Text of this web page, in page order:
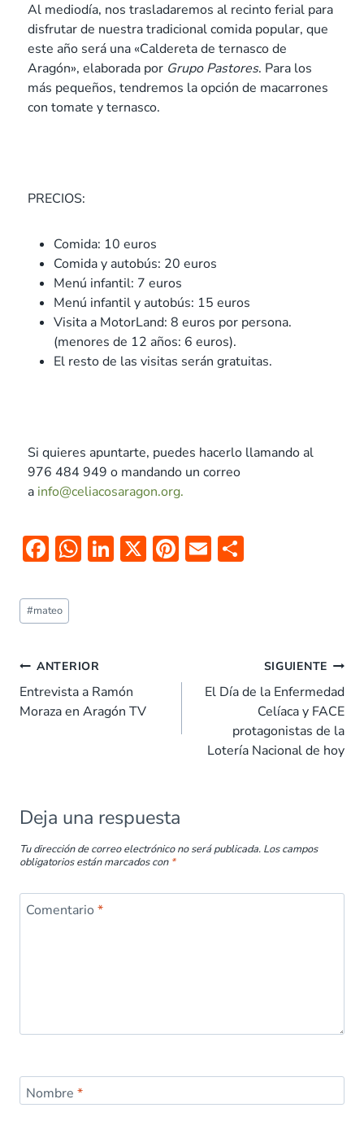
Al mediodía, nos trasladaremos al recinto ferial para
disfrutar de nuestra tradicional comida popular, que
este año será una «Caldereta de ternasco de
Aragón», elaborada por Grupo Pastores. Para los
más pequeños, tendremos la opción de macarrones
con tomate y ternasco.
PRECIOS:
Comida: 10 euros
Comida y autobús: 20 euros
Menú infantil: 7 euros
Menú infantil y autobús: 15 euros
Visita a MotorLand: 8 euros por persona.
(menores de 12 años: 6 euros).
El resto de las visitas serán gratuitas.
Si quieres apuntarte, puedes hacerlo llamando al
976 484 949 o mandando un correo
a info@celiacosaragon.org.
F
e
b
o
o
k
W
A
p
p
Li
n
X Pi E
ar
tir
#mateo
ANTERIOR
Entrevista a Ramón
Moraza en Aragón TV
SIGUIENTE
El Día de la Enfermedad
Celíaca y FACE
protagonistas de la
Lotería Nacional de hoy
Deja una respuesta
Tu dirección de correo electrónico no será publicada. Los campos
obligatorios están marcados con *
Comentario *
Nombre *